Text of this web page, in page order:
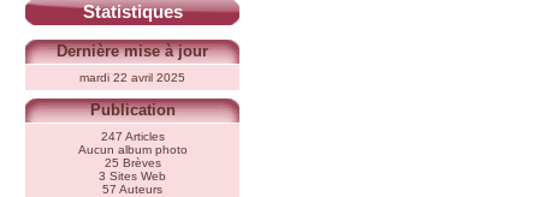
Statistiques
Dernière mise à jour
mardi 22 avril 2025
Publication
247 Articles
Aucun album photo
25 Brèves
3 Sites Web
57 Auteurs